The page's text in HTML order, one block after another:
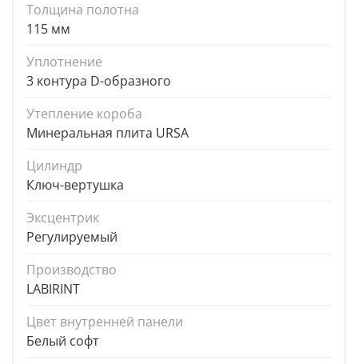
Толщина полотна
115 мм
Уплотнение
3 контура D-образного
Утепление короба
Минеральная плита URSA
Цилиндр
Ключ-вертушка
Эксцентрик
Регулируемый
Производство
LABIRINT
Цвет внутренней панели
Белый софт